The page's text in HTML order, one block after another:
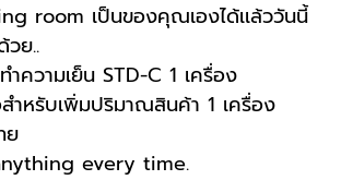
room เป็นของคุณเองได้เเล้ววันนี้
วย..
ความเย็น STD-C 1 เครื่อง
ำหรับเพิ่มปริมาณสินค้า 1 เครื่อง
ย
every time.